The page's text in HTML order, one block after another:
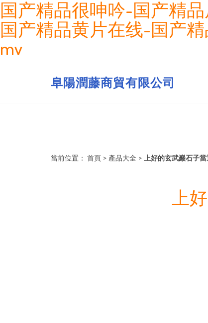
国产精品很呻吟-国产精
国产精品黄片在线-国产
mv
阜陽潤藤商貿有限公司
當前位置： 首頁 > 產品大全 > 上好的玄武巖石子
上